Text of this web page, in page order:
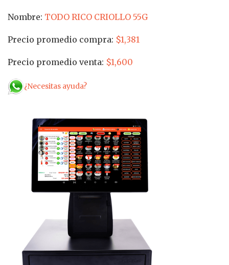
Nombre: TODO RICO CRIOLLO 55G
Precio promedio compra: $1,381
Precio promedio venta: $1,600
¿Necesitas ayuda?